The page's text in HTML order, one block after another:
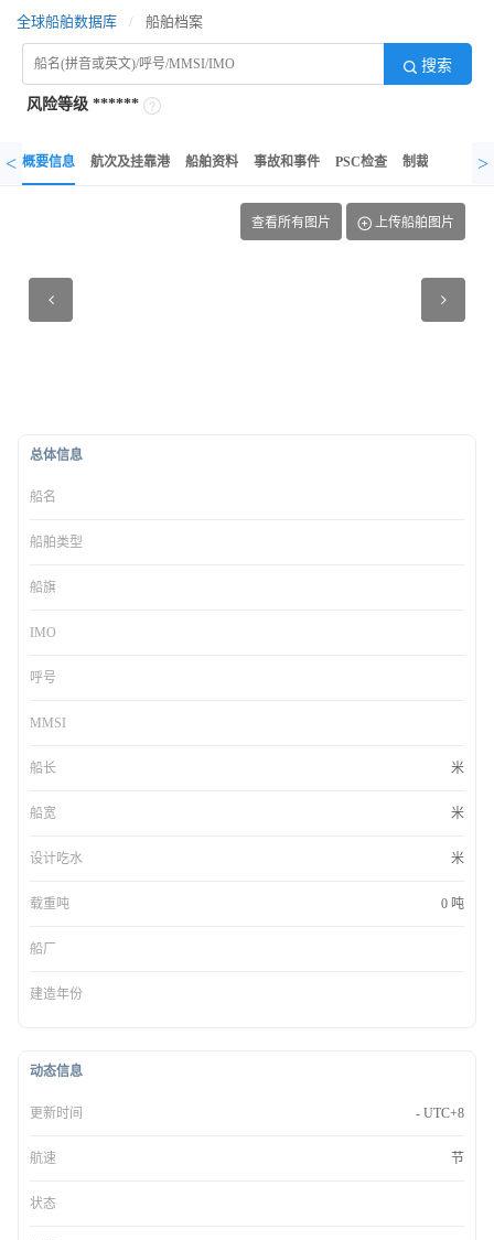
全球船舶数据库 / 船舶档案
搜索
风险等级 ******
< 概要信息 航次及挂靠港 船舶资料 事故和事件 PSC检查 制裁记录 异
>
总体信息
船名
船舶类型
船旗
IMO
呼号
MMSI
船长 米
船宽 米
设计吃水 米
载重吨 0 吨
船厂
建造年份
查看所有图片 上传船舶图片
动态信息
更新时间 - UTC+8
航速 节
状态